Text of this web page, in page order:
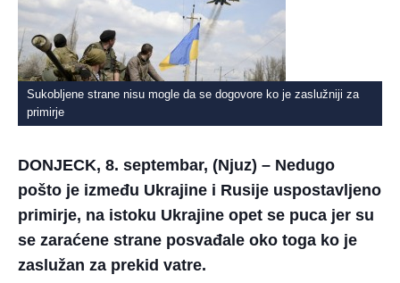
Sukobljene strane nisu mogle da se dogovore ko je zaslužniji za
primirje
DONJECK, 8. septembar, (Njuz) – Nedugo
pošto je između Ukrajine i Rusije uspostavljeno
primirje, na istoku Ukrajine opet se puca jer su
se zaraćene strane posvađale oko toga ko je
zaslužan za prekid vatre.